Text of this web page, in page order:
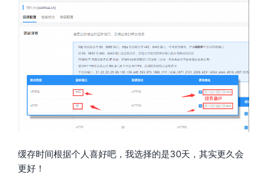
缓存时间根据个人喜好吧，我选择的是30天，其实更久会
更好！